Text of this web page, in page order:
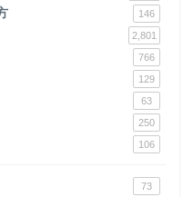
146
2,801
766
129
63
250
106
73